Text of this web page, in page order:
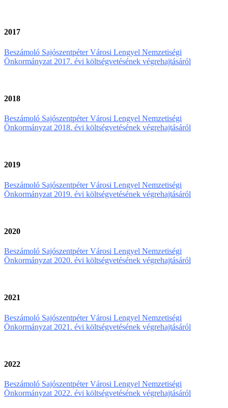
2017
Beszámoló Sajószentpéter Városi Lengyel Nemzetiségi
Önkormányzat 2017. évi költségvetésének végrehajtásáról
2018
Beszámoló Sajószentpéter Városi Lengyel Nemzetiségi
Önkormányzat 2018. évi költségvetésének végrehajtásáról
2019
Beszámoló Sajószentpéter Városi Lengyel Nemzetiségi
Önkormányzat 2019. évi költségvetésének végrehajtásáról
2020
Beszámoló Sajószentpéter Városi Lengyel Nemzetiségi
Önkormányzat 2020. évi költségvetésének végrehajtásáról
2021
Beszámoló Sajószentpéter Városi Lengyel Nemzetiségi
Önkormányzat 2021. évi költségvetésének végrehajtásáról
2022
Beszámoló Sajószentpéter Városi Lengyel Nemzetiségi
Önkormányzat 2022. évi költségvetésének végrehajtásáról